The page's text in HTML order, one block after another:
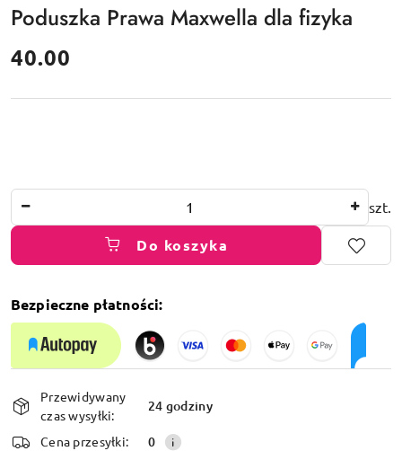
Poduszka Prawa Maxwella dla fizyka
cena:
40.00
szt.
Do koszyka
Bezpieczne płatności:
Dostępność
i
dostawa
Przewidywany
czas wysyłki:
24 godziny
Cena przesyłki: 0